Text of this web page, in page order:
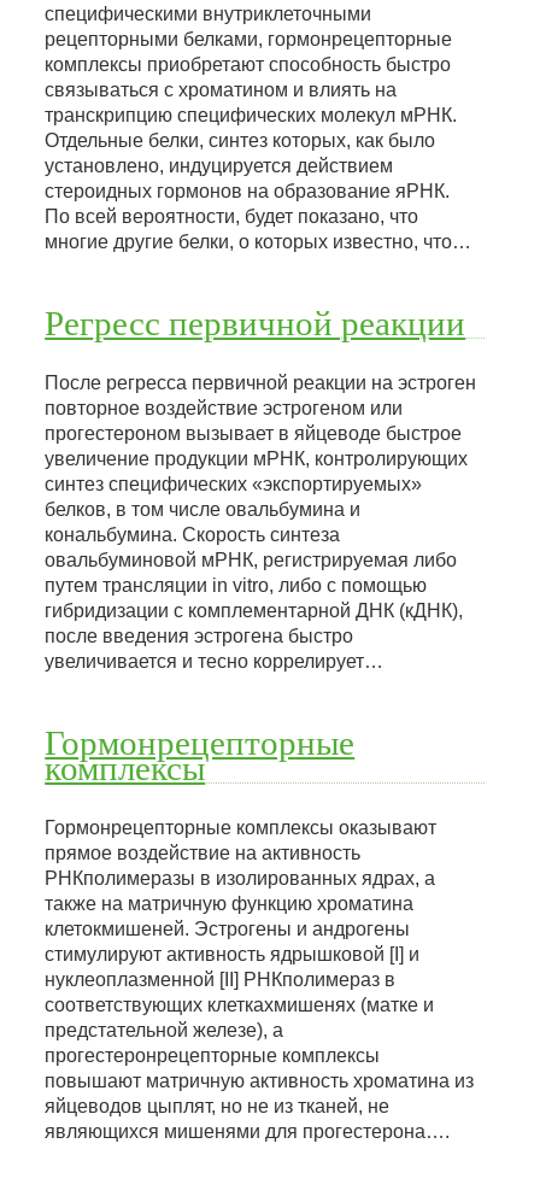
специфическими внутриклеточными
рецепторными белками, гормонрецепторные
комплексы приобретают способность быстро
связываться с хроматином и влиять на
транскрипцию специфических молекул мРНК.
Отдельные белки, синтез которых, как было
установлено, индуцируется действием
стероидных гормонов на образование яРНК.
По всей вероятности, будет показано, что
многие другие белки, о которых известно, что…
Регресс первичной реакции
После регресса первичной реакции на эстроген
повторное воздействие эстрогеном или
прогестероном вызывает в яйцеводе быстрое
увеличение продукции мРНК, контролирующих
синтез специфических «экспортируемых»
белков, в том числе овальбумина и
кональбумина. Скорость синтеза
овальбуминовой мРНК, регистрируемая либо
путем трансляции in vitro, либо с помощью
гибридизации с комплементарной ДНК (кДНК),
после введения эстрогена быстро
увеличивается и тесно коррелирует…
Гормонрецепторные
комплексы
Гормонрецепторные комплексы оказывают
прямое воздействие на активность
РНКполимеразы в изолированных ядрах, а
также на матричную функцию хроматина
клетокмишеней. Эстрогены и андрогены
стимулируют активность ядрышковой [I] и
нуклеоплазменной [II] РНКполимераз в
соответствующих клеткахмишенях (матке и
предстательной железе), а
прогестеронрецепторные комплексы
повышают матричную активность хроматина из
яйцеводов цыплят, но не из тканей, не
являющихся мишенями для прогестерона….